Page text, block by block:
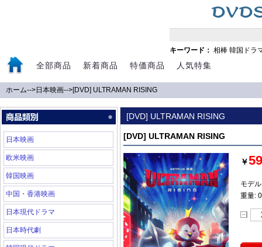
キーワード： 相棒 韓国ドラ
全部商品 新着商品 特価商品 人気特集
ホーム-->日本映画-->[DVD] ULTRAMAN RISING
日本映画
欧米映画
韓国映画
中国・香港映画
日本現代ドラマ
日本時代劇
[DVD] ULTRAMAN RISING
[DVD] ULTRAMAN RISING
￥
モデ
重量: